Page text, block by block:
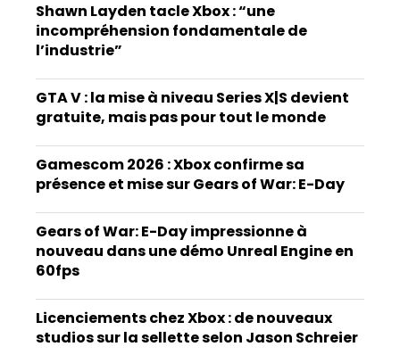
Shawn Layden tacle Xbox : “une
incompréhension fondamentale de
l’industrie”
GTA V : la mise à niveau Series X|S devient
gratuite, mais pas pour tout le monde
Gamescom 2026 : Xbox confirme sa
présence et mise sur Gears of War: E-Day
Gears of War: E-Day impressionne à
nouveau dans une démo Unreal Engine en
60fps
Licenciements chez Xbox : de nouveaux
studios sur la sellette selon Jason Schreier